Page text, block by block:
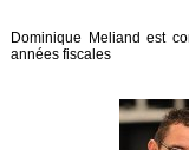
Dominique Meliand est
années fiscales